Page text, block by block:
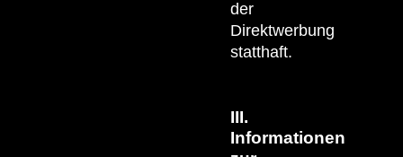
der
Direktwerbung
statthaft.
III.
Informationen